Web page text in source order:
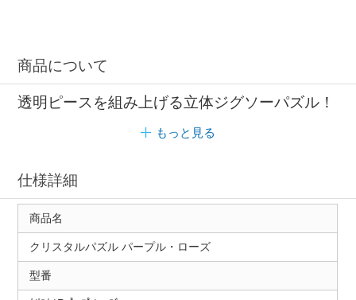
商品について
透明ピースを組み上げる立体ジグソーパズル！
もっと見る
仕様詳細
商品名
クリスタルパズル パープル・ローズ
型番